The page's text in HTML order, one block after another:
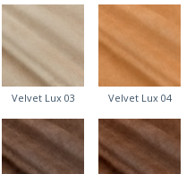
Velvet Lux 03 Velvet Lux 04